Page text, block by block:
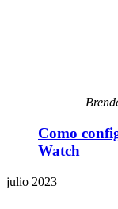
Como
Watch
julio 2023